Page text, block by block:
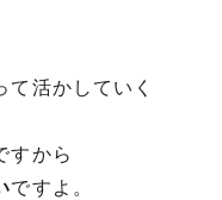
活かしていく
すから
ですよ。